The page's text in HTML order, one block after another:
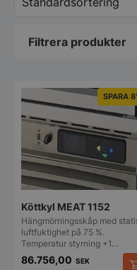
Filtrera produkter
SPARA
Köttkyl MEAT 1152
Hängmörningsskåp med
luftfuktighet på 75 %.
Temperatur styrning +1…
86.756,00 SEK